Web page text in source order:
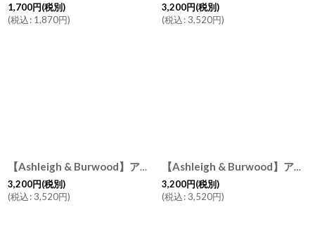
1,700円(税別)
(税込: 1,870円)
3,200円(税別)
(税込: 3,520円)
【Ashleigh & Burwood】アシュレイ＆バーウッド 消臭 フレグランスオイル アメリー500ml Amelli イギリス製
3,200円(税別)
(税込: 3,520円)
【Ashleigh & Burwood】アシュレイ＆バーウッド 消臭 フレグランスオイル フローレンス 500ml Florence イギリス製
3,200円(税別)
(税込: 3,520円)